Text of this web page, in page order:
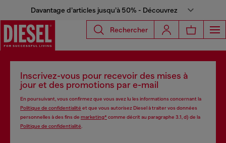
Davantage d’articles jusqu’à 50% - Découvrez
Rechercher
Inscrivez-vous pour recevoir des mises à
jour et des promotions par e-mail
En poursuivant, vous confirmez que vous avez lu les informations concernant la
Politique de confidentialité et que vous autorisez Diesel à traiter vos données
personnelles à des fins de marketing*comme décrit au paragraphe 3.1, d) de la
Politique de confidentialité